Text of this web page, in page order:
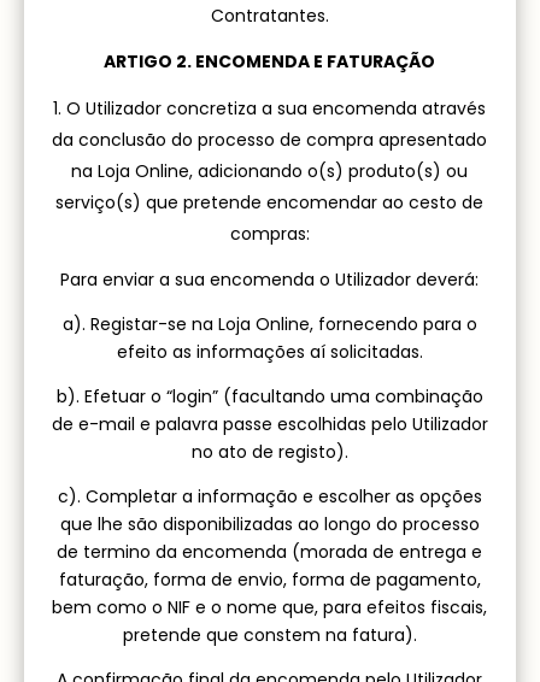
Contratantes.
ARTIGO 2. ENCOMENDA E FATURAÇÃO
O Utilizador concretiza a sua encomenda através
da conclusão do processo de compra apresentado
na Loja Online, adicionando o(s) produto(s) ou
serviço(s) que pretende encomendar ao cesto de
compras:
Para enviar a sua encomenda o Utilizador deverá:
a). Registar-se na Loja Online, fornecendo para o
efeito as informações aí solicitadas.
b). Efetuar o “login” (facultando uma combinação
de e-mail e palavra passe escolhidas pelo Utilizador
no ato de registo).
c). Completar a informação e escolher as opções
que lhe são disponibilizadas ao longo do processo
de termino da encomenda (morada de entrega e
faturação, forma de envio, forma de pagamento,
bem como o NIF e o nome que, para efeitos fiscais,
pretende que constem na fatura).